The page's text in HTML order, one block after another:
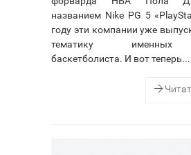
названием Nike PG 5
году эти компании уже
тематику именных
баскетболиста. И вот теперь...